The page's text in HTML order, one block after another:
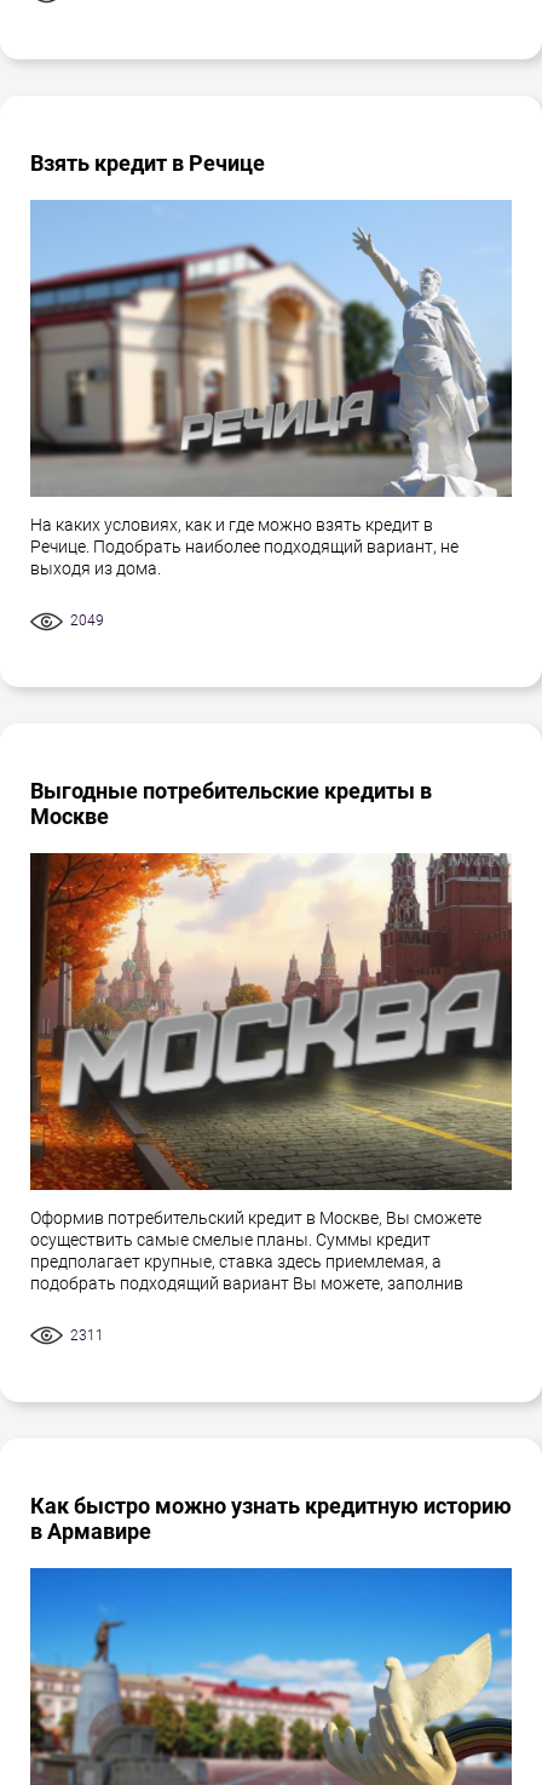
Взять кредит в Речице
На каких условиях, как и где можно взять кредит в
Речице. Подобрать наиболее подходящий вариант, не
выходя из дома.
2049
Выгодные потребительские кредиты в
Москве
Оформив потребительский кредит в Москве, Вы сможете
осуществить самые смелые планы. Суммы кредит
предполагает крупные, ставка здесь приемлемая, а
подобрать подходящий вариант Вы можете, заполнив
2311
Как быстро можно узнать кредитную историю
в Армавире